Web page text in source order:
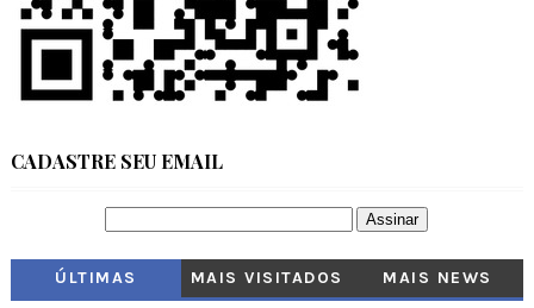
CADASTRE SEU EMAIL
ÚLTIMAS MAIS VISITADOS MAIS NEWS